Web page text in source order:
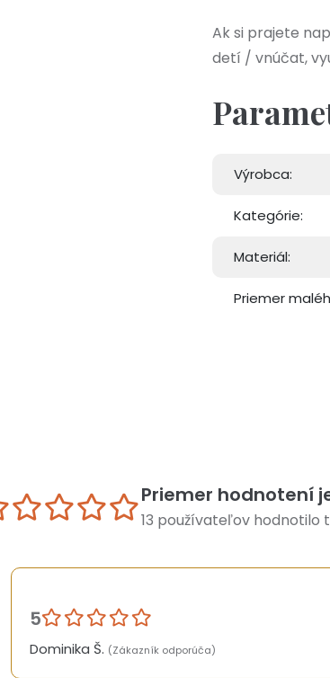
Ak si prajete
detí / vnúčat,
Výrobca:
Kategórie:
Materiál:
Priemer
Priemer hodnotení
13 používateľov hodnotilo
5
Dominika Š. (Zákazník odporúča)